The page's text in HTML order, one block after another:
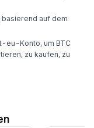
basierend auf dem
eu-Konto, um BTC
zu kaufen, zu